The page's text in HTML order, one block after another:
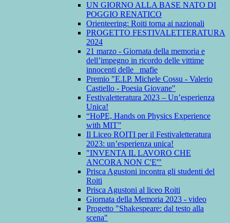
UN GIORNO ALLA BASE NATO DI
POGGIO RENATICO
Orienteering: Roiti torna ai nazionali
PROGETTO FESTIVALETTERATURA
2024
21 marzo - Giornata della memoria e
dell’impegno in ricordo delle vittime
innocenti delle mafie
Premio "E.I.P. Michele Cossu - Valerio
Castiello - Poesia Giovane"
Festivaletteratura 2023 – Un’esperienza
Unica!
“HoPE, Hands on Physics Experience
with MIT”
Il Liceo ROITI per il Festivaletteratura
2023: un’esperienza unica!
"INVENTA IL LAVORO CHE
ANCORA NON C'E'"
Prisca Agustoni incontra gli studenti del
Roiti
Prisca Agustoni al liceo Roiti
Giornata della Memoria 2023 - video
Progetto "Shakespeare: dal testo alla
scena"